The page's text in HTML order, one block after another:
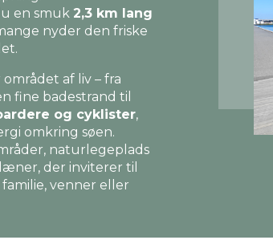
en smuk 2,3 km lang
nyder den friske
af liv – fra
fine badestrand til
og cyklister,
omkring søen.
naturlegeplads
der inviterer til
venner eller